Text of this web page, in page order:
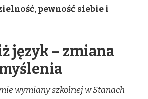
pewność siebie i
język – zmiana
wymiany szkolnej w Stanach